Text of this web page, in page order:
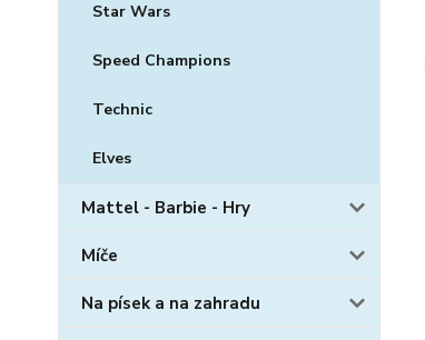
Star Wars
Speed Champions
Technic
Elves
Mattel - Barbie - Hry
Míče
Na písek a na zahradu